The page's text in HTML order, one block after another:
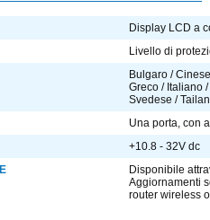
Display LCD a
Livello di
Bulgaro /
Greco / Italiano
Svedese /
Una porta, con
+10.8 - 32V dc
Disponibile
Aggiornamenti
router wireless